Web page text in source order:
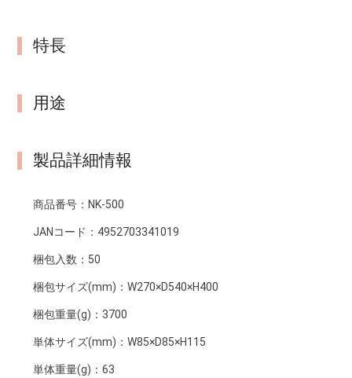
特長
用途
製品詳細情報
商品番号：NK-500
JANコード： 4952703341019
梱包入数： 50
梱包サイズ(mm)：W270×D540×H400
梱包重量(g)： 3700
単体サイズ(mm)：W85×D85×H115
単体重量(g)：63